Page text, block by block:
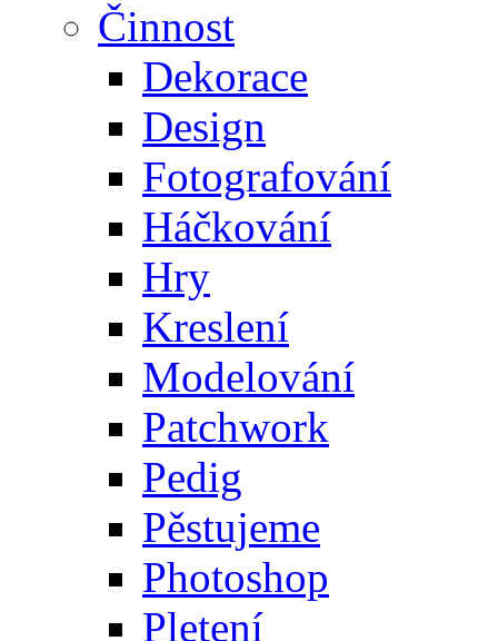
Činnost
Dekorace
Design
Fotografování
Háčkování
Hry
Kreslení
Modelování
Patchwork
Pedig
Pěstujeme
Photoshop
Pletení